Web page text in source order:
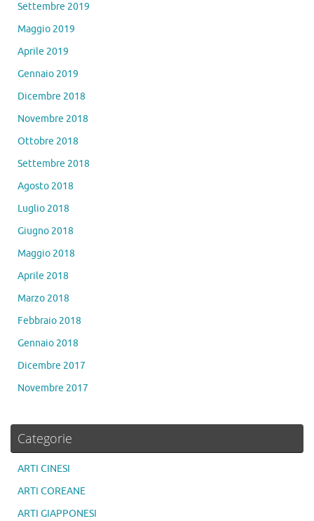
Settembre 2019
Maggio 2019
Aprile 2019
Gennaio 2019
Dicembre 2018
Novembre 2018
Ottobre 2018
Settembre 2018
Agosto 2018
Luglio 2018
Giugno 2018
Maggio 2018
Aprile 2018
Marzo 2018
Febbraio 2018
Gennaio 2018
Dicembre 2017
Novembre 2017
Categorie
ARTI CINESI
ARTI COREANE
ARTI GIAPPONESI